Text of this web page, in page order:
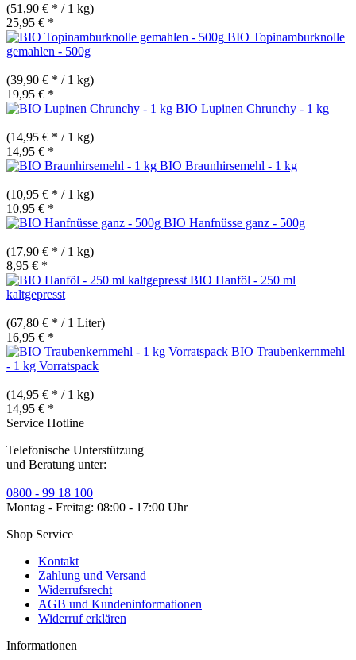
(51,90 € * / 1 kg)
25,95 € *
BIO Topinamburknolle
gemahlen - 500g
(39,90 € * / 1 kg)
19,95 € *
BIO Lupinen Chrunchy - 1 kg
(14,95 € * / 1 kg)
14,95 € *
BIO Braunhirsemehl - 1 kg
(10,95 € * / 1 kg)
10,95 € *
BIO Hanfnüsse ganz - 500g
(17,90 € * / 1 kg)
8,95 € *
BIO Hanföl - 250 ml
kaltgepresst
(67,80 € * / 1 Liter)
16,95 € *
BIO Traubenkernmehl
- 1 kg Vorratspack
(14,95 € * / 1 kg)
14,95 € *
Service Hotline
Telefonische Unterstützung
und Beratung unter:
0800 - 99 18 100
Montag - Freitag: 08:00 - 17:00 Uhr
Shop Service
Kontakt
Zahlung und Versand
Widerrufsrecht
AGB und Kundeninformationen
Widerruf erklären
Informationen